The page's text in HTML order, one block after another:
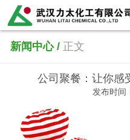
新闻中心 / 正文
公司聚餐：让你感
发布时间